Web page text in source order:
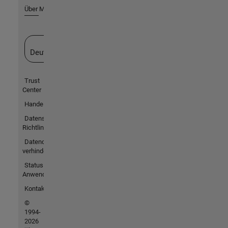
Über MathWorks
Deutschland
Trust
Center
Handelsmarken
Datenschutz-
Richtlinien
Datendiebstahl
verhindern
Status von
Anwendungen
Kontakt
©
1994-
2026